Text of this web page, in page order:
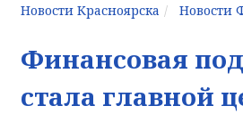
Новости Красноярска Новости
Финансовая
стала главной